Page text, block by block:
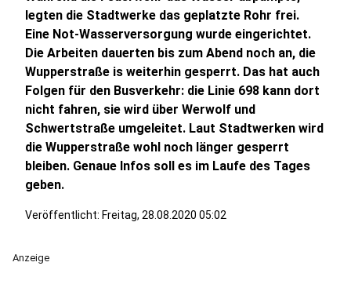
legten die Stadtwerke das geplatzte Rohr frei.
Eine Not-Wasserversorgung wurde eingerichtet.
Die Arbeiten dauerten bis zum Abend noch an, die
Wupperstraße is weiterhin gesperrt. Das hat auch
Folgen für den Busverkehr: die Linie 698 kann dort
nicht fahren, sie wird über Werwolf und
Schwertstraße umgeleitet. Laut Stadtwerken wird
die Wupperstraße wohl noch länger gesperrt
bleiben. Genaue Infos soll es im Laufe des Tages
geben.
Veröffentlicht: Freitag, 28.08.2020 05:02
Anzeige